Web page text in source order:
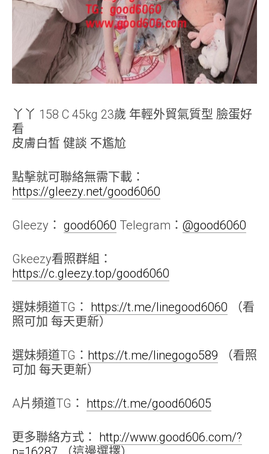
丫丫 158 C 45kg 23歲 年輕外貿氣質型 臉蛋好
看
皮膚白皙 健談 不尷尬
點擊就可聯絡無需下載：
https://gleezy.net/good6060
Gleezy： good6060 Telegram： @good6060
Gkeezy看照群組：
https://c.gleezy.top/good6060
選妹頻道TG： https://t.me/linegood6060 （看
照可加 每天更新）
選妹頻道TG： https://t.me/linegogo589 （看照
可加 每天更新）
A片頻道TG： https://t.me/good60605
更多聯絡方式：
http://www.good606.com/?